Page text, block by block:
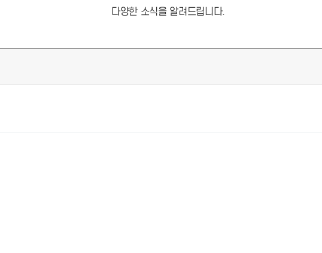
다양한 소식을 알려드립니다.